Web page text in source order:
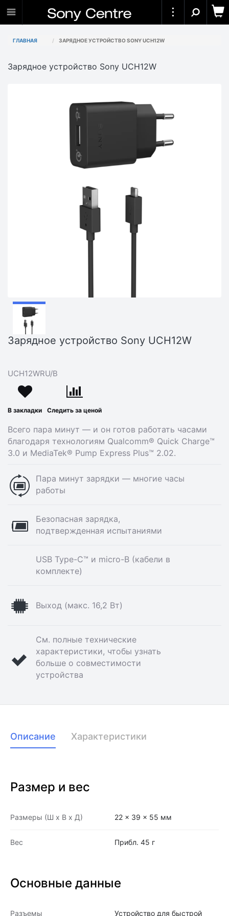
ГЛАВНАЯ ЗАРЯДНОЕ УСТРОЙСТВО SONY UCH12W
Зарядное устройство Sony UCH12W
Зарядное устройство Sony UCH12W
UCH12WRU/B
В закладки Следить за ценой
Всего пара минут — и он готов работать часами
благодаря технологиям Qualcomm® Quick Charge™
3.0 и MediaTek® Pump Express Plus™ 2.02.
Пара минут зарядки — многие часы
работы
Безопасная зарядка,
подтвержденная испытаниями
USB Type-C™ и micro-B (кабели в
комплекте)
Выход (макс. 16,2 Вт)
См. полные технические
характеристики, чтобы узнать
больше о совместимости
устройства
Описание Характеристики
Размер и вес
Размеры (Ш x В x Д) 22 x 39 x 55 мм
Вес Прибл. 45 г
Основные данные
Разъемы Устройство для быстрой